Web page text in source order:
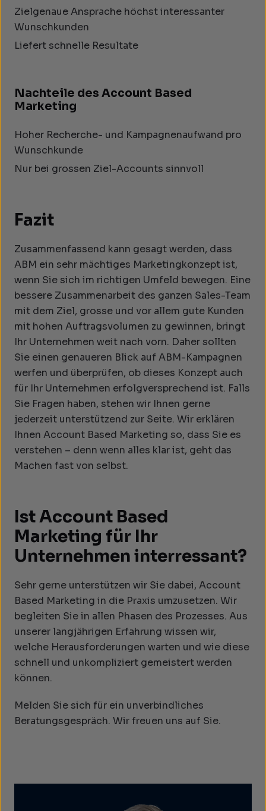
Zielgenaue Ansprache höchst interessanter
Wunschkunden
Liefert schnelle Resultate
Nachteile des Account Based
Marketing
Hoher Recherche- und Kampagnenaufwand pro
Wunschkunde
Nur bei grossen Ziel-Accounts sinnvoll
Fazit
Zusammenfassend kann gesagt werden, dass
ABM ein sehr mächtiges Marketingkonzept ist,
wenn Sie sich im richtigen Umfeld bewegen. Eine
bessere Zusammenarbeit des ganzen Sales-Team
mit dem Ziel, grosse und vor allem gute Kunden
mit hohen Auftragsvolumen zu gewinnen, bringt
Ihr Unternehmen weit nach vorn. Daher sollten
Sie einen genaueren Blick auf ABM-Kampagnen
werfen und überprüfen, ob dieses Konzept auch
für Ihr Unternehmen erfolgversprechend ist. Falls
Sie Fragen haben, stehen wir Ihnen gerne
jederzeit unterstützend zur Seite. Wir erklären
Ihnen Account Based Marketing so, dass Sie es
verstehen – denn wenn alles klar ist, geht das
Machen fast von selbst.
Ist Account Based
Marketing für Ihr
Unternehmen interressant?
Sehr gerne unterstützen wir Sie dabei, Account
Based Marketing in die Praxis umzusetzen. Wir
begleiten Sie in allen Phasen des Prozesses. Aus
unserer langjährigen Erfahrung wissen wir,
welche Herausforderungen warten und wie diese
schnell und unkompliziert gemeistert werden
können.
Melden Sie sich für ein unverbindliches
Beratungsgespräch. Wir freuen uns auf Sie.